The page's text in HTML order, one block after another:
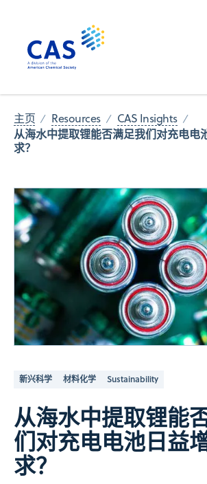
主页 Resources CAS Insights
从海水中提取锂能否满足我们对充电电
求？
新兴科学 材料化学 Sustainability
从海水中提取锂能
们对充电电池日益
求？